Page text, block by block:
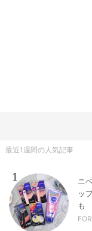
最近1週間の人気記事
1
ニ
ッ
も